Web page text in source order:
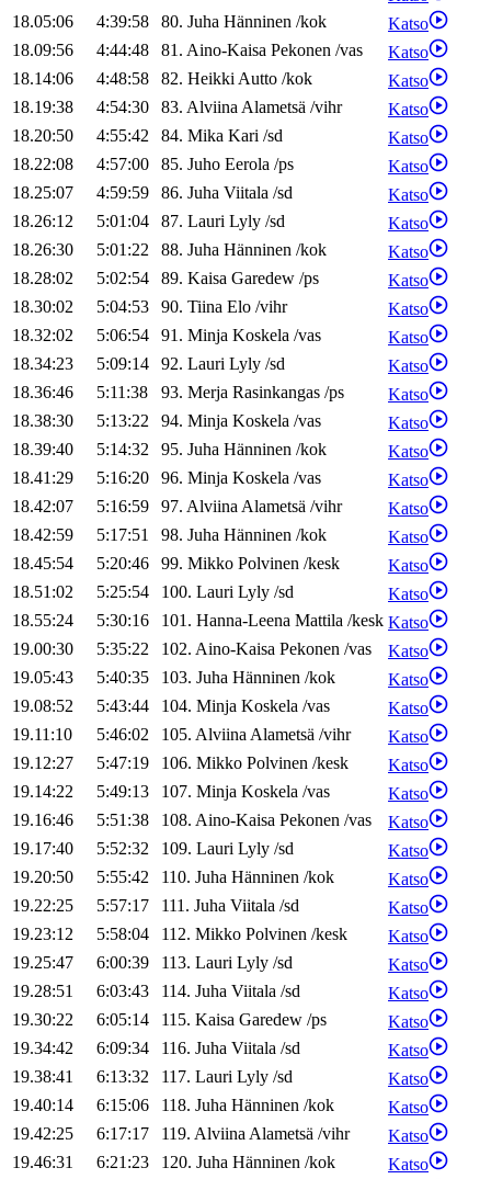
18.05:06
4:39:58 80. Juha Hänninen /kok
Katso
18.09:56
4:44:48 81. Aino-Kaisa Pekonen /vas
Katso
18.14:06
4:48:58 82. HeikkiAutto /kok
Katso
18.19:38
4:54:30 83. AlviinaAlametsä /vihr
Katso
18.20:50
4:55:42 84. Mika Kari /sd
Katso
18.22:08
4:57:00 85. Juho Eerola /ps
Katso
18.25:07
4:59:59 86. Juha Viitala /sd
Katso
18.26:12
5:01:04 87. Lauri Lyly /sd
Katso
18.26:30
5:01:22 88. Juha Hänninen /kok
Katso
18.28:02
5:02:54 89. Kaisa Garedew /ps
Katso
18.30:02
5:04:53 90. Tiina Elo /vihr
Katso
18.32:02
5:06:54 91. Minja Koskela /vas
Katso
18.34:23
5:09:14 92. Lauri Lyly /sd
Katso
18.36:46
5:11:38 93. Merja Rasinkangas /ps
Katso
18.38:30
5:13:22 94. Minja Koskela /vas
Katso
18.39:40
5:14:32 95. Juha Hänninen /kok
Katso
18.41:29
5:16:20 96. Minja Koskela /vas
Katso
18.42:07
5:16:59 97. AlviinaAlametsä /vihr
Katso
18.42:59
5:17:51 98. Juha Hänninen /kok
Katso
18.45:54
5:20:46 99. Mikko Polvinen /kesk
Katso
18.51:02
5:25:54 100. Lauri Lyly /sd
Katso
18.55:24
5:30:16 101. Hanna-Leena Mattila /kesk Katso
19.00:30
5:35:22 102. Aino-Kaisa Pekonen /vas
Katso
19.05:43
5:40:35 103. Juha Hänninen /kok
Katso
19.08:52
5:43:44 104. Minja Koskela /vas
Katso
19.11:10
5:46:02 105. AlviinaAlametsä /vihr
Katso
19.12:27
5:47:19 106. Mikko Polvinen /kesk
Katso
19.14:22
5:49:13 107. Minja Koskela /vas
Katso
19.16:46
5:51:38 108. Aino-Kaisa Pekonen /vas
Katso
19.17:40
5:52:32 109. Lauri Lyly /sd
Katso
19.20:50
5:55:42 110. Juha Hänninen /kok
Katso
19.22:25
5:57:17 111. Juha Viitala /sd
Katso
19.23:12
5:58:04 112. Mikko Polvinen /kesk
Katso
19.25:47
6:00:39 113. Lauri Lyly /sd
Katso
19.28:51
6:03:43 114. Juha Viitala /sd
Katso
19.30:22
6:05:14 115. Kaisa Garedew /ps
Katso
19.34:42
6:09:34 116. Juha Viitala /sd
Katso
19.38:41
6:13:32 117. Lauri Lyly /sd
Katso
19.40:14
6:15:06 118. Juha Hänninen /kok
Katso
19.42:25
6:17:17 119. AlviinaAlametsä /vihr
Katso
19.46:31
6:21:23 120. Juha Hänninen /kok
Katso